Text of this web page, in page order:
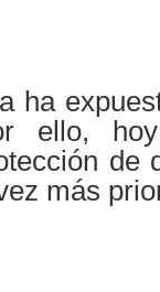
ha
ello,
de
más